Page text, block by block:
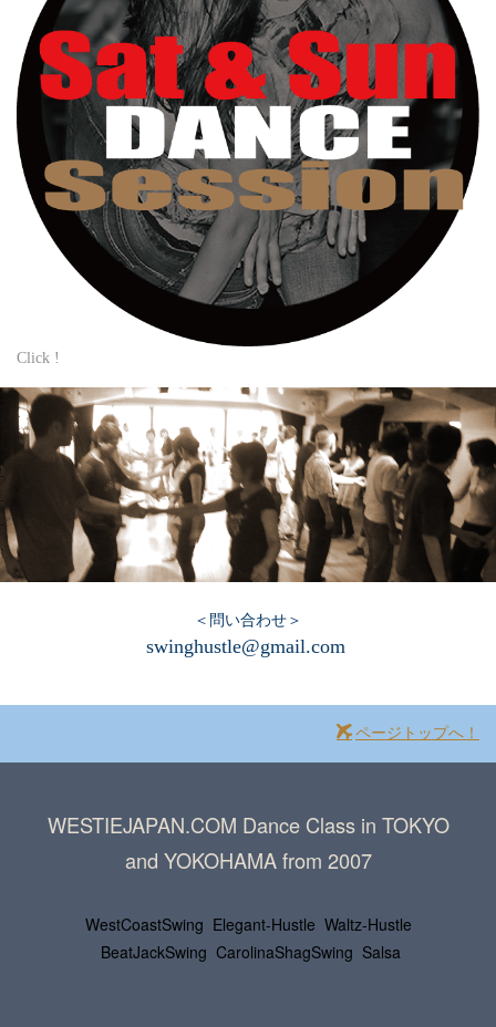
Click !
.
＜問い合わせ＞
swinghustle@gmail.com
ページトップへ！
WESTIEJAPAN.COM Dance Class in TOKYO
and YOKOHAMA from 2007
WestCoastSwing Elegant-Hustle Waltz-Hustle
BeatJackSwing CarolinaShagSwing Salsa